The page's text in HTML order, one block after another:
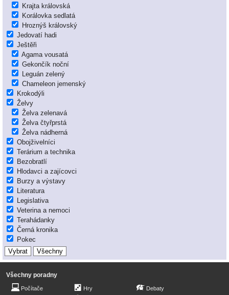
Krajta královská
Korálovka sedlatá
Hroznýš královský
Jedovatí hadi
Ještěři
Agama vousatá
Gekončík noční
Leguán zelený
Chameleon jemenský
Krokodýli
Želvy
Želva zelenavá
Želva čtyřprstá
Želva nádherná
Obojživelníci
Terárium a technika
Bezobratlí
Hlodavci a zajícovci
Burzy a výstavy
Literatura
Legislativa
Veterina a nemoci
Terahádanky
Černá kronika
Pokec
Všechny poradny
Počítače Hry Debaty